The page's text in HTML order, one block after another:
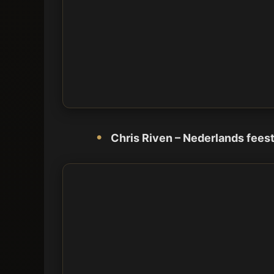
Chris Riven – Nederlands feest